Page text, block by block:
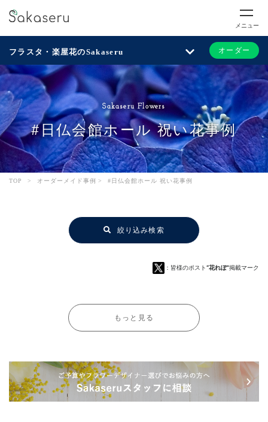
メニュー
フラスタ・楽屋花のSakaseru オーダー
Sakaseru Flowers
#日仏会館ホール 祝い花事例
TOP > オーダーメイド事例 > #日仏会館ホール 祝い花事例
絞り込み検索
：皆様のポスト“花れぽ”掲載マーク
もっと見る